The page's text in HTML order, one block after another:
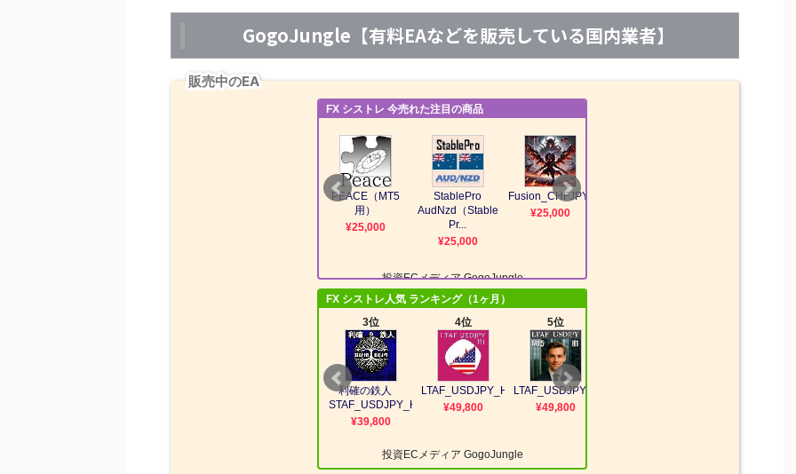
GogoJungle【有料EAなどを販売している国内業者】
販売中のEA